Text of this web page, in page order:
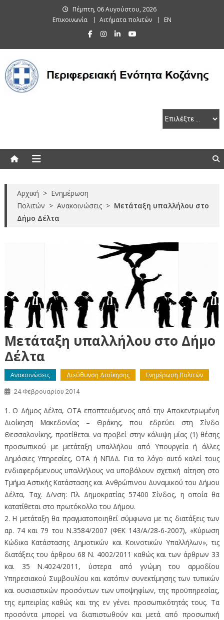
Πέμπτη, 06 Αυγούστου, 2026
Επικοινωνία
Αιτήματα πολιτών EN
Αρχική > Ενημέρωση
Πολιτών > Ανακοινώσεις > Μετάταξη υπαλλήλου στο
Δήμο Δέλτα
Μετάταξη υπαλλήλου στο Δήμο
Δέλτα
Ανακοινώσεις Διεύθυνση Διοίκησης Ενημέρωση Πολιτών
24 Φεβρουαρίου 2014
1. Ο Δήμος Δέλτα, ΟΤΑ εποπτευόμενος από την Αποκεντρωμένη
Διοίκηση Μακεδονίας – Θράκης, που εδρεύει στη Σίνδο
Θεσσαλονίκης, προτίθεται να προβεί στην κάλυψη μίας (1) θέσης
προσωπικού με μετάταξη υπαλλήλου από Υπουργεία ή άλλες
Δημόσιες Υπηρεσίες, ΟΤΑ ή ΝΠΔΔ. Για το λόγο αυτό καλεί τους
ενδιαφερόμενους υπαλλήλους να υποβάλουν σχετική αίτηση στο
Τμήμα Αστικής Κατάστασης και Ανθρώπινου Δυναμικού του Δήμου
Δέλτα, Ταχ. Δ/νση: Πλ. Δημοκρατίας 57400 Σίνδος, η οποία θα
κατατίθεται στο πρωτόκολλο του Δήμου.
2. Η μετάταξη θα πραγματοποιηθεί σύμφωνα με τις διατάξεις των
αρ. 74 και 79 του Ν.3584/2007 (ΦΕΚ 143/Α/28-6-2007), «Κύρωση
Κώδικα Κατάστασης Δημοτικών και Κοινοτικών Υπαλλήλων», τις
διατάξεις του άρθρου 68 Ν. 4002/2011 καθώς και των άρθρων 33
και 35 Ν.4024/2011, ύστερα από γνώμη του αρμοδίου
Υπηρεσιακού Συμβουλίου και κατόπιν συνεκτίμησης των τυπικών
και ουσιαστικών προσόντων των υποψηφίων, της προϋπηρεσίας,
της εμπειρίας καθώς και της εν γένει προσωπικότητάς τους. Τα
προσόντα μπορεί να διαπιστωθούν και μετά από προσωπική